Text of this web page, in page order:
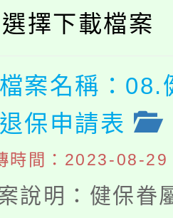
選擇下載檔案
檔案名稱：08.
保申請表
時間：2023-08-
說明：健保眷